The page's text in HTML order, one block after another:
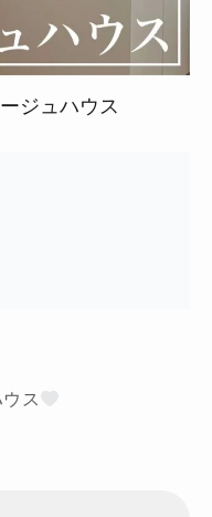
ジュハウス
ス